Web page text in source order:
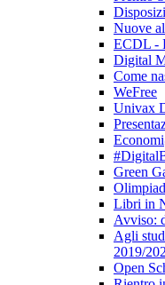
Nuove
ECDL -
Digital
Come
WeFree
Univax
Green
Libri in
Avviso:
Agli
2019/
Open